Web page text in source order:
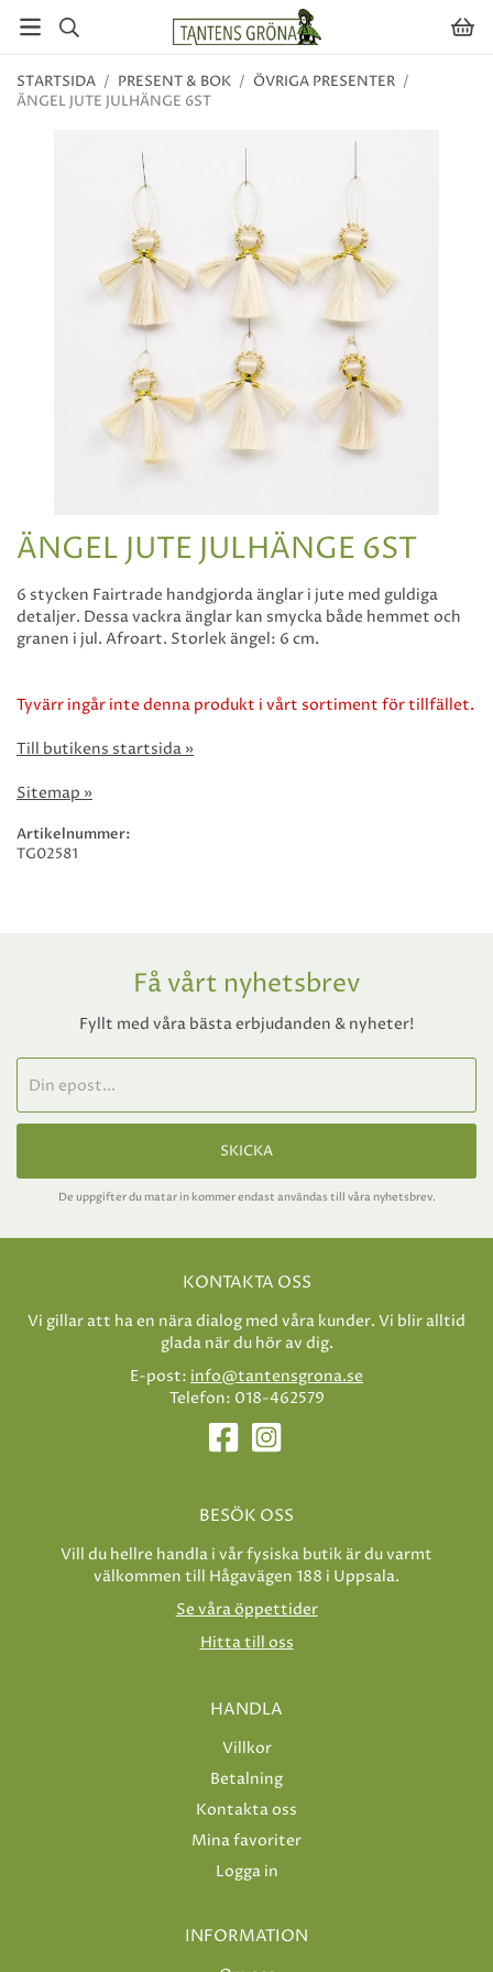
STARTSIDA / PRESENT & BOK / ÖVRIGA PRESENTER /
ÄNGEL JUTE JULHÄNGE 6ST
ÄNGEL JUTE JULHÄNGE 6ST
6 stycken Fairtrade handgjorda änglar i jute med guldiga
detaljer. Dessa vackra änglar kan smycka både hemmet och
granen i jul. Afroart. Storlek ängel: 6 cm.
Tyvärr ingår inte denna produkt i vårt sortiment för tillfället.
Till butikens startsida »
Sitemap »
Artikelnummer:
TG02581
Få vårt nyhetsbrev
Fyllt med våra bästa erbjudanden & nyheter!
SKICKA
De uppgifter du matar in kommer endast användas till våra nyhetsbrev.
KONTAKTA OSS
Vi gillar att ha en nära dialog med våra kunder. Vi blir alltid
glada när du hör av dig.
E-post: info@tantensgrona.se
Telefon: 018-462579
BESÖK OSS
Vill du hellre handla i vår fysiska butik är du varmt
välkommen till Hågavägen 188 i Uppsala.
Se våra öppettider
Hitta till oss
HANDLA
Villkor
Betalning
Kontakta oss
Mina favoriter
Logga in
INFORMATION